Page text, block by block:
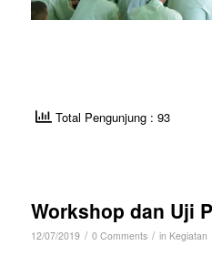
Total Pengunjung : 93
Workshop dan Uji
12/07/2019 / 0 Comments / in Kegiatan